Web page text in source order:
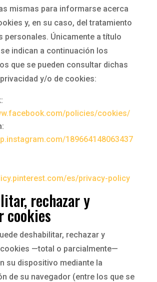
mismas para informarse acerca
y, en su caso, del tratamiento
personales. Únicamente a título
indican a continuación los
que se pueden consultar dichas
y/o de cookies:
:
policies/cookies/
:
189664148063437
es/privacy-policy
rechazar y
cookies
deshabilitar, rechazar y
—total o parcialmente—
su dispositivo mediante la
de su navegador (entre los que se